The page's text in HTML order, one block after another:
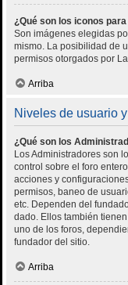
¿Qué son los iconos
Son imágenes elegidas
mismo. La posibilidad de
permisos otorgados por
Arriba
Niveles de usuario
¿Qué son los
Los Administradores son
control sobre el foro
acciones y
permisos, baneo de
etc. Dependen del
dado. Ellos también
uno de los foros,
fundador del sitio.
Arriba